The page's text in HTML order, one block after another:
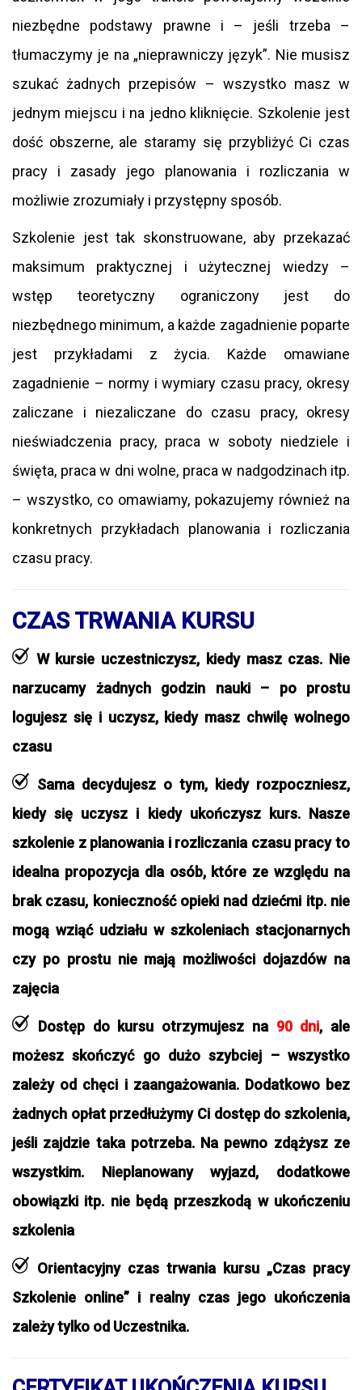
niezbędne podstawy prawne i – jeśli trzeba –
tłumaczymy je na „nieprawniczy język”. Nie musisz
szukać żadnych przepisów – wszystko masz w
jednym miejscu i na jedno kliknięcie. Szkolenie jest
dość obszerne, ale staramy się przybliżyć Ci czas
pracy i zasady jego planowania i rozliczania w
możliwie zrozumiały i przystępny sposób.
Szkolenie jest tak skonstruowane, aby przekazać
maksimum praktycznej i użytecznej wiedzy –
wstęp teoretyczny ograniczony jest do
niezbędnego minimum, a każde zagadnienie poparte
jest przykładami z życia. Każde omawiane
zagadnienie – normy i wymiary czasu pracy, okresy
zaliczane i niezaliczane do czasu pracy, okresy
nieświadczenia pracy, praca w soboty niedziele i
święta, praca w dni wolne, praca w nadgodzinach itp.
– wszystko, co omawiamy, pokazujemy również na
konkretnych przykładach planowania i rozliczania
czasu pracy.
CZAS TRWANIA KURSU
W kursie uczestniczysz, kiedy masz czas. Nie
narzucamy żadnych godzin nauki – po prostu
logujesz się i uczysz, kiedy masz chwilę wolnego
czasu
Sama decydujesz o tym, kiedy rozpoczniesz,
kiedy się uczysz i kiedy ukończysz kurs. Nasze
szkolenie z planowania i rozliczania czasu pracy to
idealna propozycja dla osób, które ze względu na
brak czasu, konieczność opieki nad dziećmi itp. nie
mogą wziąć udziału w szkoleniach stacjonarnych
czy po prostu nie mają możliwości dojazdów na
zajęcia
Dostęp do kursu otrzymujesz na 90 dni, ale
możesz skończyć go dużo szybciej – wszystko
zależy od chęci i zaangażowania. Dodatkowo bez
żadnych opłat przedłużymy Ci dostęp do szkolenia,
jeśli zajdzie taka potrzeba. Na pewno zdążysz ze
wszystkim. Nieplanowany wyjazd, dodatkowe
obowiązki itp. nie będą przeszkodą w ukończeniu
szkolenia
Orientacyjny czas trwania kursu „Czas pracy
Szkolenie online” i realny czas jego ukończenia
zależy tylko od Uczestnika.